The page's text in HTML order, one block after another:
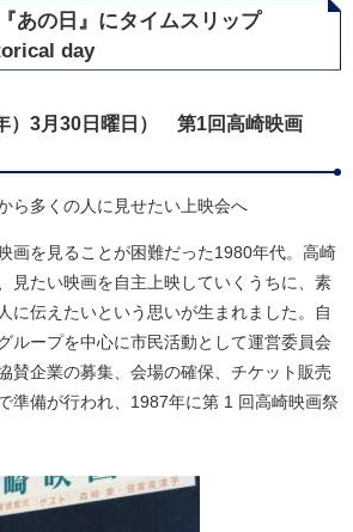
あの日』にタイムスリップ
day
）3月30日曜日） 第1回高崎映画
ら多くの人に見せたい上映会へ
画を見ることが困難だった1980年代。高崎
見たい映画を自主上映していくうちに、素
に伝えたいという思いが生まれました。自
ループを中心に市民活動として運営委員会
賛企業の募集、会場の確保、チケット販売
準備が行われ、1987年に第 1 回高崎映画祭